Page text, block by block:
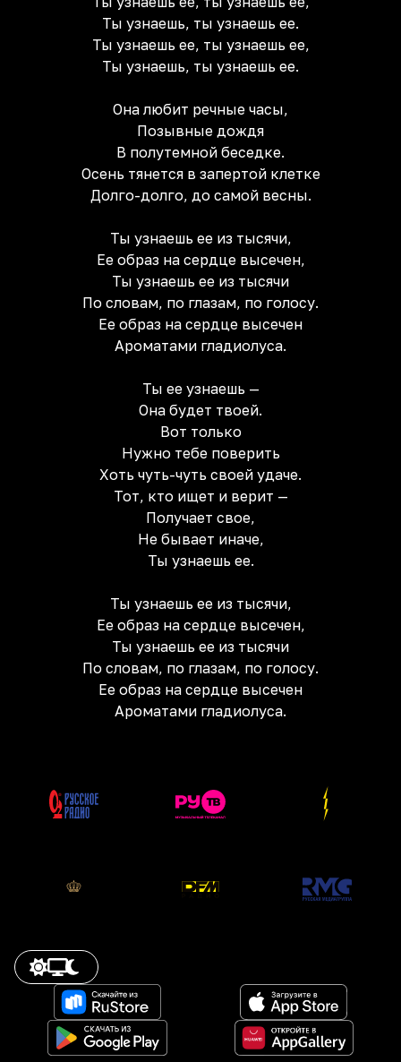
Ты узнаешь, ты узнаешь ее.
Ты узнаешь ее, ты узнаешь ее,
Ты узнаешь, ты узнаешь ее.
Она любит речные часы,
Позывные дождя
В полутемной беседке.
Осень тянется в запертой клетке
Долго-долго, до самой весны.
Ты узнаешь ее из тысячи,
Ее образ на сердце высечен,
Ты узнаешь ее из тысячи
По словам, по глазам, по голосу.
Ее образ на сердце высечен
Ароматами гладиолуса.
Ты ее узнаешь —
Она будет твоей.
Вот только
Нужно тебе поверить
Хоть чуть-чуть своей удаче.
Тот, кто ищет и верит —
Получает свое,
Не бывает иначе,
Ты узнаешь ее.
Ты узнаешь ее из тысячи,
Ее образ на сердце высечен,
Ты узнаешь ее из тысячи
По словам, по глазам, по голосу.
Ее образ на сердце высечен
Ароматами гладиолуса.